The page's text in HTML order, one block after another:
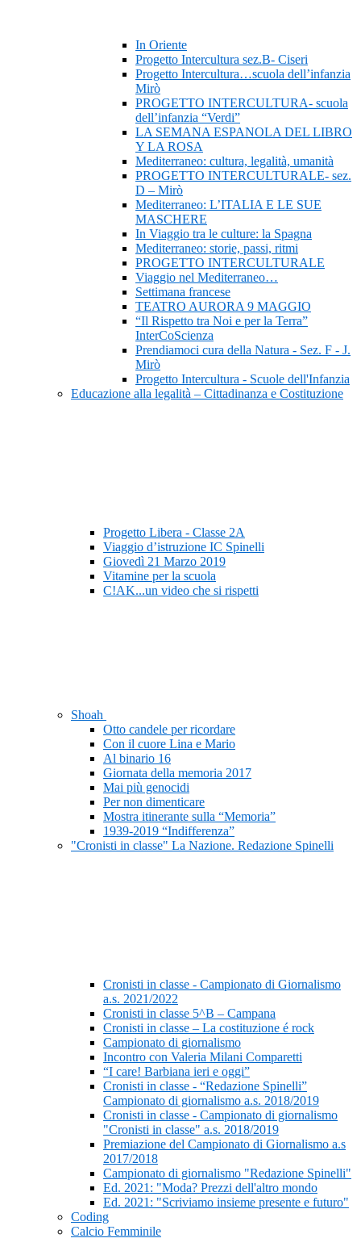
In Oriente
Progetto Intercultura sez.B- Ciseri
Progetto Intercultura…scuola dell’infanzia
Mirò
PROGETTO INTERCULTURA- scuola
dell’infanzia “Verdi”
LA SEMANA ESPANOLA DEL LIBRO
Y LA ROSA
Mediterraneo: cultura, legalità, umanità
PROGETTO INTERCULTURALE- sez.
D – Mirò
Mediterraneo: L’ITALIA E LE SUE
MASCHERE
In Viaggio tra le culture: la Spagna
Mediterraneo: storie, passi, ritmi
PROGETTO INTERCULTURALE
Viaggio nel Mediterraneo…
Settimana francese
TEATRO AURORA 9 MAGGIO
“Il Rispetto tra Noi e per la Terra”
InterCoScienza
Prendiamoci cura della Natura - Sez. F - J.
Mirò
Progetto Intercultura - Scuole dell'Infanzia
Educazione alla legalità – Cittadinanza e Costituzione
Progetto Libera - Classe 2A
Viaggio d’istruzione IC Spinelli
Giovedì 21 Marzo 2019
Vitamine per la scuola
C!AK...un video che si rispetti
Shoah
Otto candele per ricordare
Con il cuore Lina e Mario
Al binario 16
Giornata della memoria 2017
Mai più genocidi
Per non dimenticare
Mostra itinerante sulla “Memoria”
1939-2019 “Indifferenza”
"Cronisti in classe" La Nazione. Redazione Spinelli
Cronisti in classe - Campionato di Giornalismo
a.s. 2021/2022
Cronisti in classe 5^B – Campana
Cronisti in classe – La costituzione é rock
Campionato di giornalismo
Incontro con Valeria Milani Comparetti
“I care! Barbiana ieri e oggi”
Cronisti in classe - “Redazione Spinelli”
Campionato di giornalismo a.s. 2018/2019
Cronisti in classe - Campionato di giornalismo
"Cronisti in classe" a.s. 2018/2019
Premiazione del Campionato di Giornalismo a.s
2017/2018
Campionato di giornalismo "Redazione Spinelli"
Ed. 2021: "Moda? Prezzi dell'altro mondo
Ed. 2021: "Scriviamo insieme presente e futuro"
Coding
Calcio Femminile